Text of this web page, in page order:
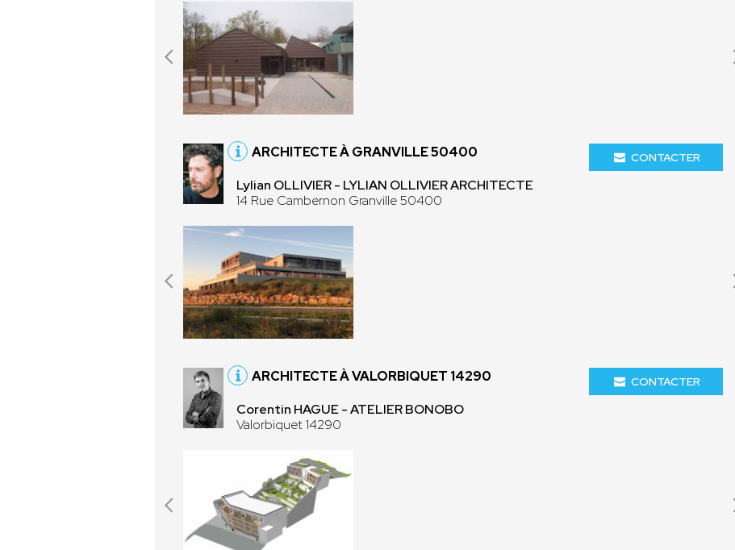
ARCHITECTE À GRANVILLE 50400
Lylian OLLIVIER - LYLIAN OLLIVIER ARCHITECTE
14 Rue Cambernon Granville 50400
CONTACTER
ARCHITECTE À VALORBIQUET 14290
Corentin HAGUE - ATELIER BONOBO
Valorbiquet 14290
CONTACTER